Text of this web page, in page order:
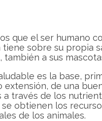
que el ser humano
sobre su propia
a sus
es la base,
extensión, de una
a través de los
obtienen los
de los animales.